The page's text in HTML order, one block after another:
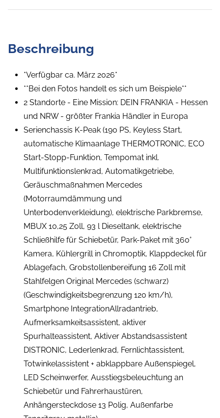
Beschreibung
*Verfügbar ca. März 2026*
**Bei den Fotos handelt es sich um Beispiele**
2 Standorte - Eine Mission: DEIN FRANKIA - Hessen
und NRW - größter Frankia Händler in Europa
Serienchassis K-Peak (190 PS, Keyless Start,
automatische Klimaanlage THERMOTRONIC, ECO
Start-Stopp-Funktion, Tempomat inkl.
Multifunktionslenkrad, Automatikgetriebe,
Geräuschmaßnahmen Mercedes
(Motorraumdämmung und
Unterbodenverkleidung), elektrische Parkbremse,
MBUX 10,25 Zoll, 93 l Dieseltank, elektrische
Schließhilfe für Schiebetür, Park-Paket mit 360°
Kamera, Kühlergrill in Chromoptik, Klappdeckel für
Ablagefach, Grobstollenbereifung 16 Zoll mit
Stahlfelgen Original Mercedes (schwarz)
(Geschwindigkeitsbegrenzung 120 km/h),
Smartphone IntegrationAllradantrieb,
Aufmerksamkeitsassistent, aktiver
Spurhalteassistent, Aktiver Abstandsassistent
DISTRONIC, Lederlenkrad, Fernlichtassistent,
Totwinkelassistent + abklappbare Außenspiegel,
LED Scheinwerfer, Ausstiegsbeleuchtung an
Schiebetür und Fahrerhaustüren,
Anhängersteckdose 13 Polig, Außenfarbe